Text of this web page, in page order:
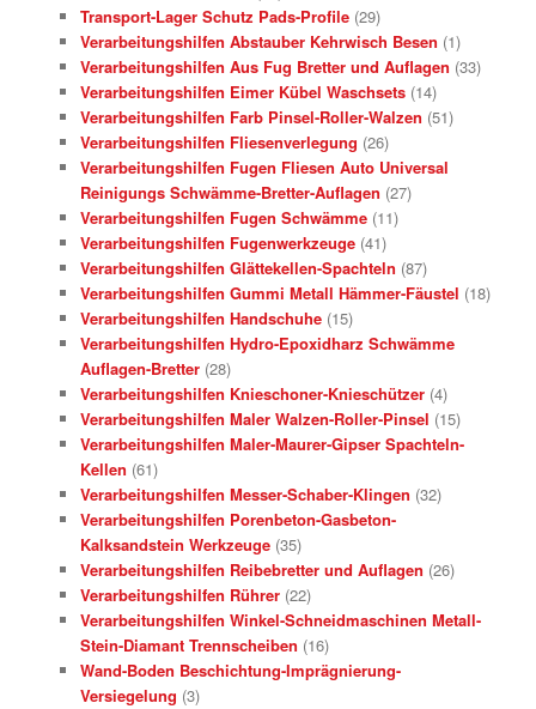
Transport-Lager Schutz Pads-Profile (29)
Verarbeitungshilfen Abstauber Kehrwisch Besen (1)
Verarbeitungshilfen Aus Fug Bretter und Auflagen (33)
Verarbeitungshilfen Eimer Kübel Waschsets (14)
Verarbeitungshilfen Farb Pinsel-Roller-Walzen (51)
Verarbeitungshilfen Fliesenverlegung (26)
Verarbeitungshilfen Fugen Fliesen Auto Universal
Reinigungs Schwämme-Bretter-Auflagen (27)
Verarbeitungshilfen Fugen Schwämme (11)
Verarbeitungshilfen Fugenwerkzeuge (41)
Verarbeitungshilfen Glättekellen-Spachteln (87)
Verarbeitungshilfen Gummi Metall Hämmer-Fäustel (18)
Verarbeitungshilfen Handschuhe (15)
Verarbeitungshilfen Hydro-Epoxidharz Schwämme
Auflagen-Bretter (28)
Verarbeitungshilfen Knieschoner-Knieschützer (4)
Verarbeitungshilfen Maler Walzen-Roller-Pinsel (15)
Verarbeitungshilfen Maler-Maurer-Gipser Spachteln-
Kellen (61)
Verarbeitungshilfen Messer-Schaber-Klingen (32)
Verarbeitungshilfen Porenbeton-Gasbeton-
Kalksandstein Werkzeuge (35)
Verarbeitungshilfen Reibebretter und Auflagen (26)
Verarbeitungshilfen Rührer (22)
Verarbeitungshilfen Winkel-Schneidmaschinen Metall-
Stein-Diamant Trennscheiben (16)
Wand-Boden Beschichtung-Imprägnierung-
Versiegelung (3)